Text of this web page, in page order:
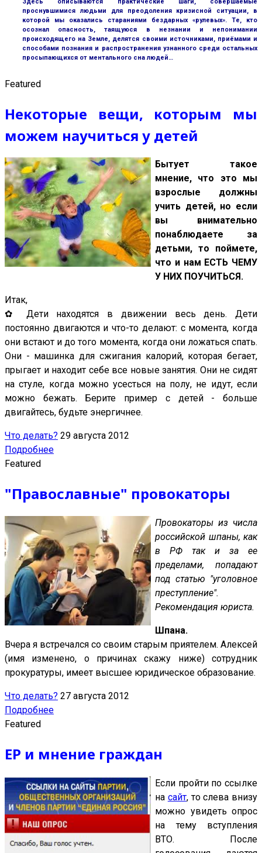
проснувшимися людьми для преодоления кризисной ситуации, в
которой мы оказались стараниями бездарных «рулевых». Те, кто
осознал опасность, таящуюся в незнании и непонимании
происходящего на Земле, делятся своими источниками, приёмами и
способами познания и распространения узнанного среди остальных
просыпающихся от ментального сна людей…
Featured
Некоторые вещи, которым мы
можем научиться у детей
Бытует такое
мнение, что это мы
взрослые должны
учить детей, но если
вы внимательно
понаблюдаете за
детьми, то поймете,
что и нам ЕСТЬ ЧЕМУ
У НИХ ПОУЧИТЬСЯ.
Итак,
✿ Дети находятся в движении весь день. Дети
постоянно двигаются и что-то делают: с момента, когда
они встают и до того момента, когда они ложаться спать.
Они - машинка для сжигания калорий, которая бегает,
прыгает и находит себе все новые занятия. Они не сидят
на стуле, когда можно усесться на полу, не идут, если
можно бежать. Берите пример с детей - больше
двигайтесь, будьте энергичнее.
Что делать? 29 августа 2012
Подробнее
Featured
"Православные" провокаторы
Провокаторы из числа
российской шпаны, как
в РФ так и за ее
пределами, попадают
под статью "уголовное
преступление".
Рекомендация юриста.
Шпана.
Вчера я встречался со своим старым приятелем. Алексей
(имя изменено, о причинах скажу ниже) сотрудник
прокуратуры, имеет высшее юридическое образование.
Что делать? 27 августа 2012
Подробнее
Featured
ЕР и мнение граждан
Если пройти по ссылке
на сайт, то слева внизу
можно увидеть опрос
на тему вступления
ВТО. После